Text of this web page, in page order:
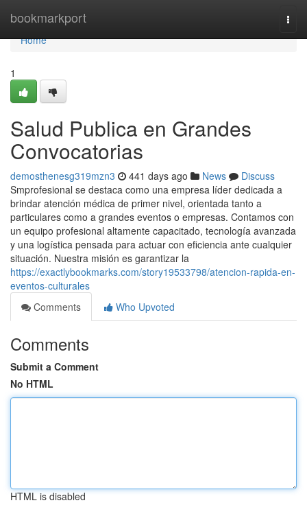
bookmarkport
Home
Home
1
Salud Publica en Grandes
Convocatorias
demosthenesg319mzn3 441 days ago News
Discuss
Smprofesional se destaca como una empresa líder dedicada a
brindar atención médica de primer nivel, orientada tanto a
particulares como a grandes eventos o empresas. Contamos con
un equipo profesional altamente capacitado, tecnología avanzada
y una logística pensada para actuar con eficiencia ante cualquier
situación. Nuestra misión es garantizar la
https://exactlybookmarks.com/story19533798/atencion-rapida-en-
eventos-culturales
Comments
Who Upvoted
Comments
Submit a Comment
No HTML
HTML is disabled